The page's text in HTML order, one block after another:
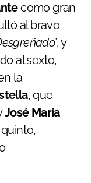
como gran
al bravo
, y
al sexto,
la
, que
José María